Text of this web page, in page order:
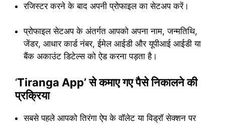
रजिस्टर करने के बाद अपनी प्रोफाइल का सेटअप करें।
प्रोफाइल सेटअप के अंतर्गत आपको अपना नाम, जन्मतिथि,
जेंडर, आधार कार्ड नंबर, ईमेल आईडी और यूपीआई आईडी या
बैंक अकाउंट डिटेल्स को ऐड करना पड़ता है।
‘Tiranga App’ से कमाए गए पैसे निकालने की
प्रक्रिया
सबसे पहले आपको तिरंगा ऐप के वॉलेट या विड्रॉ सेक्शन पर